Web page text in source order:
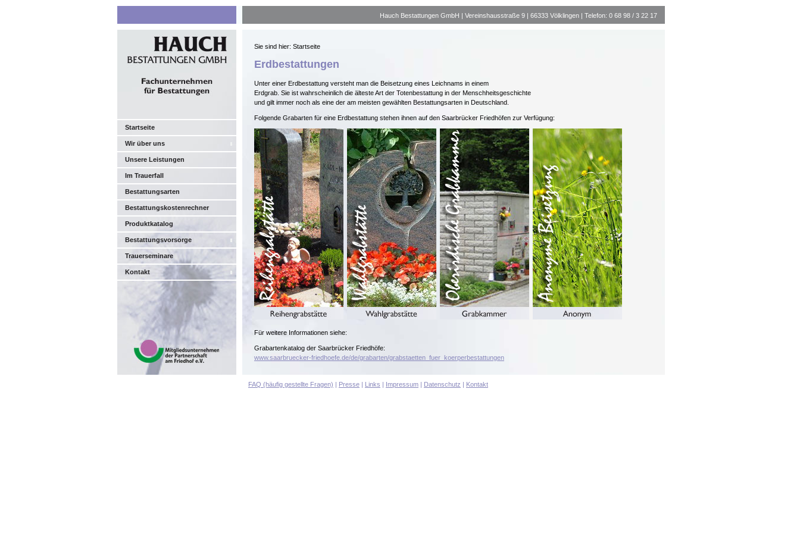
Hauch Bestattungen GmbH | Vereinshausstraße 9 | 66333 Völklingen | Telefon: 0 68 98 / 3 22 17
Startseite
Wir über uns
Unsere Leistungen
Im Trauerfall
Bestattungsarten
Bestattungskostenrechner
Produktkatalog
Bestattungsvorsorge
Trauerseminare
Kontakt
Sie sind hier: Startseite
Erdbestattungen
Unter einer Erdbestattung versteht man die Beisetzung eines Leichnams in einem
Erdgrab. Sie ist wahrscheinlich die älteste Art der Totenbestattung in der Menschheitsgeschichte
und gilt immer noch als eine der am meisten gewählten Bestattungsarten in Deutschland.
Folgende Grabarten für eine Erdbestattung stehen ihnen auf den Saarbrücker Friedhöfen zur Verfügung:
Für weitere Informationen siehe:
Grabartenkatalog der Saarbrücker Friedhöfe:
www.saarbruecker-friedhoefe.de/de/grabarten/grabstaetten_fuer_koerperbestattungen
FAQ (häufig gestellte Fragen) | Presse | Links | Impressum | Datenschutz | Kontakt